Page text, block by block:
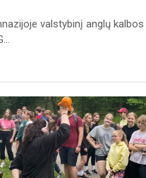
valstybinį anglų